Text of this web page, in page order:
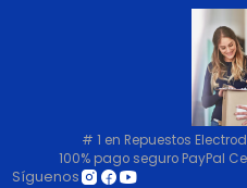
# 1 en Repuestos
100% pago seguro PayPal
Síguenos